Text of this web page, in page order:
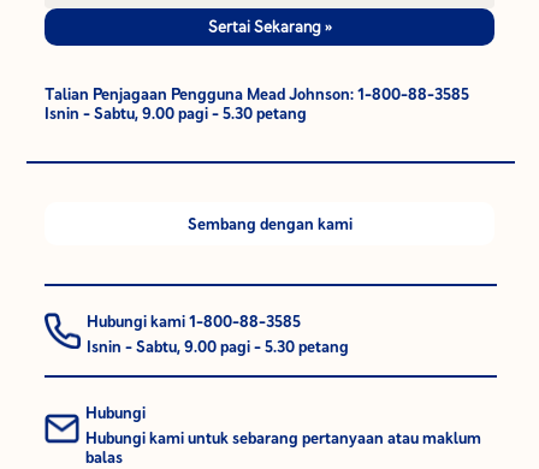
Sertai Sekarang »
Talian Penjagaan Pengguna Mead Johnson: 1-800-88-3585
Isnin - Sabtu, 9.00 pagi - 5.30 petang
Sembang dengan kami
Hubungi kami 1-800-88-3585
Isnin - Sabtu, 9.00 pagi - 5.30 petang
Hubungi
Hubungi kami untuk sebarang pertanyaan atau maklum
balas